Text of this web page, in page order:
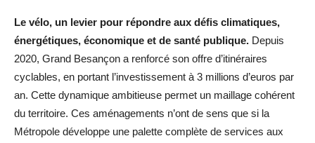
Le vélo, un levier pour répondre aux défis climatiques,
énergétiques, économique et de santé publique. Depuis
2020, Grand Besançon a renforcé son offre d’itinéraires
cyclables, en portant l’investissement à 3 millions d’euros par
an. Cette dynamique ambitieuse permet un maillage cohérent
du territoire. Ces aménagements n’ont de sens que si la
Métropole développe une palette complète de services aux